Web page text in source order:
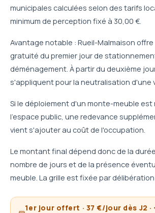
municipales calculées selon des tarifs
minimum de perception fixé à 30,00 €.
Avantage notable : Rueil-Malmaison
gratuité du premier jour de
déménagement. À partir du deuxième
s'appliquent pour la neutralisation d'une
Si le déploiement d'un monte-meuble
l'espace public, une redevance
vient s'ajouter au coût de l'occupation.
Le montant final dépend donc de la
nombre de jours et de la présence
meuble. La grille est fixée par
1er jour offert · 37 €/jour dès J2 ·